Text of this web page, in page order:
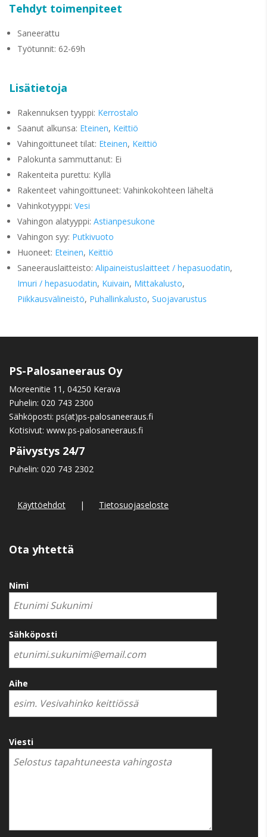
Tehdyt toimenpiteet
Saneerattu
Työtunnit: 62-69h
Lisätietoja
Rakennuksen tyyppi: Kerrostalo
Saanut alkunsa: Eteinen, Keittiö
Vahingoittuneet tilat: Eteinen, Keittiö
Palokunta sammuttanut: Ei
Rakenteita purettu: Kyllä
Rakenteet vahingoittuneet: Vahinkokohteen läheltä
Vahinkotyyppi: Vesi
Vahingon alatyyppi: Astianpesukone
Vahingon syy: Putkivuoto
Huoneet: Eteinen, Keittiö
Saneerauslaitteisto: Alipaineistuslaitteet / hepasuodatin,
Imuri / hepasuodatin, Kuivain, Mittakalusto,
Piikkausvälineistö, Puhallinkalusto, Suojavarustus
PS-Palosaneeraus Oy
Moreenitie 11, 04250 Kerava
Puhelin: 020 743 2300
Sähköposti: ps(at)ps-palosaneeraus.fi
Kotisivut: www.ps-palosaneeraus.fi
Päivystys 24/7
Puhelin: 020 743 2302
Käyttöehdot | Tietosuojaseloste
Ota yhtettä
Nimi
Sähköposti
Aihe
Viesti